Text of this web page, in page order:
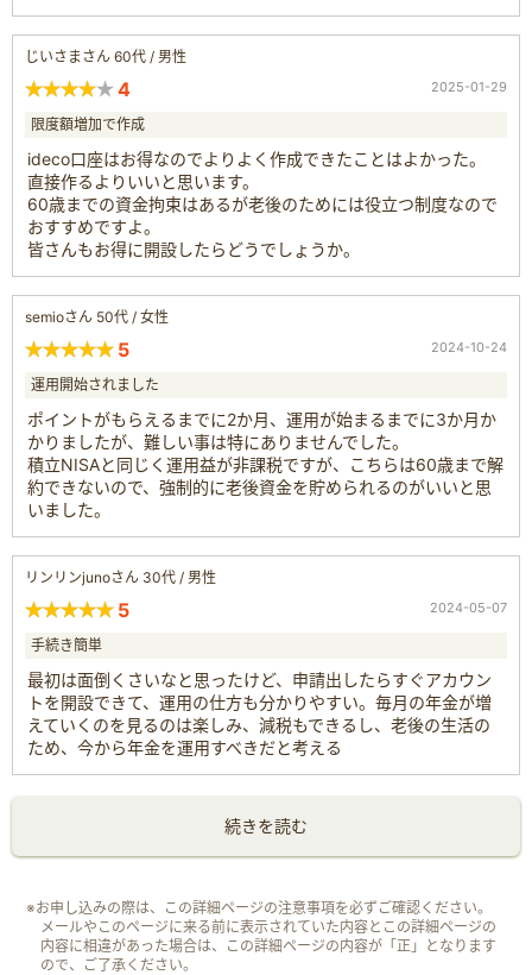
じいさまさん 60代 / 男性
4 2025-01-29
限度額増加で作成
ideco口座はお得なのでよりよく作成できたことはよかった。
直接作るよりいいと思います。
60歳までの資金拘束はあるが老後のためには役立つ制度なので
おすすめですよ。
皆さんもお得に開設したらどうでしょうか。
semioさん 50代 / 女性
5 2024-10-24
運用開始されました
ポイントがもらえるまでに2か月、運用が始まるまでに3か月か
かりましたが、難しい事は特にありませんでした。
積立NISAと同じく運用益が非課税ですが、こちらは60歳まで解
約できないので、強制的に老後資金を貯められるのがいいと思
いました。
リンリンjunoさん 30代 / 男性
5 2024-05-07
手続き簡単
最初は面倒くさいなと思ったけど、申請出したらすぐアカウン
トを開設できて、運用の仕方も分かりやすい。毎月の年金が増
えていくのを見るのは楽しみ、減税もできるし、老後の生活の
ため、今から年金を運用すべきだと考える
続きを読む
※お申し込みの際は、この詳細ページの注意事項を必ずご確認ください。
メールやこのページに来る前に表示されていた内容とこの詳細ページの
内容に相違があった場合は、この詳細ページの内容が「正」となります
ので、ご了承ください。